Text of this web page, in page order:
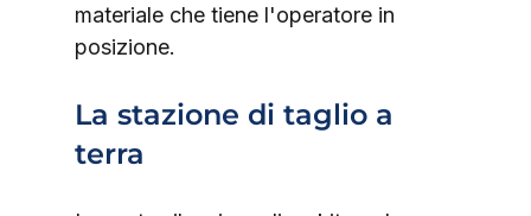
materiale che tiene l'operatore in
posizione.
La stazione di taglio a
terra